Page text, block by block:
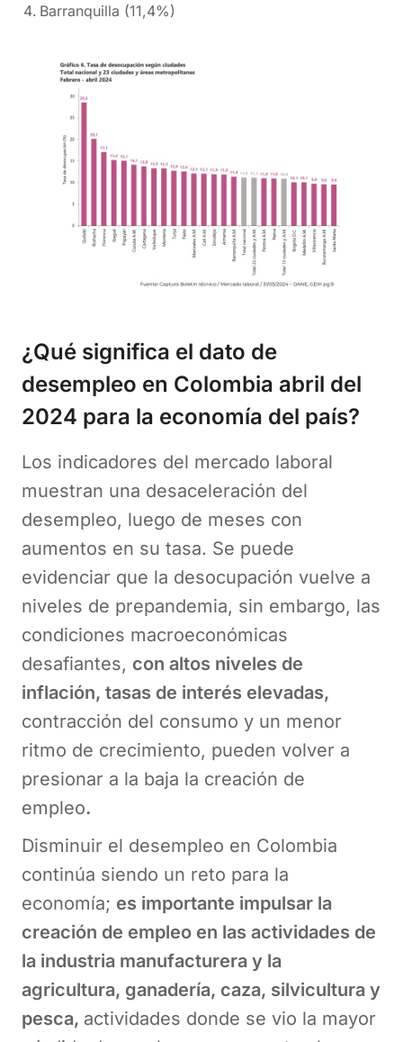
Barranquilla (11,4%)
¿Qué significa el dato de
desempleo en Colombia abril del
2024 para la economía del país?
Los indicadores del mercado laboral
muestran una desaceleración del
desempleo, luego de meses con
aumentos en su tasa. Se puede
evidenciar que la desocupación vuelve a
niveles de prepandemia, sin embargo, las
condiciones macroeconómicas
desafiantes, con altos niveles de
inflación, tasas de interés elevadas,
contracción del consumo y un menor
ritmo de crecimiento, pueden volver a
presionar a la baja la creación de
empleo.
Disminuir el desempleo en Colombia
continúa siendo un reto para la
economía; es importante impulsar la
creación de empleo en las actividades de
la industria manufacturera y la
agricultura, ganadería, caza, silvicultura y
pesca, actividades donde se vio la mayor